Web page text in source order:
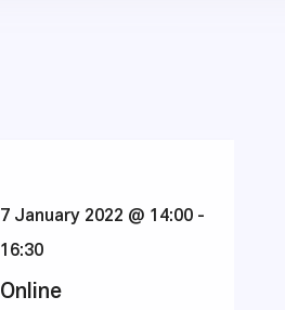
7 January 2022 @ 14:00 -
16:30
Online